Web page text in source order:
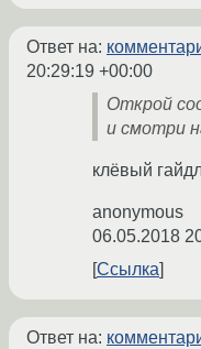
Ответ на:
20:29:19 +00:00
Открой
и смотри
клёвый
anonymous
06.05.2018
Ссылка
Ответ на: